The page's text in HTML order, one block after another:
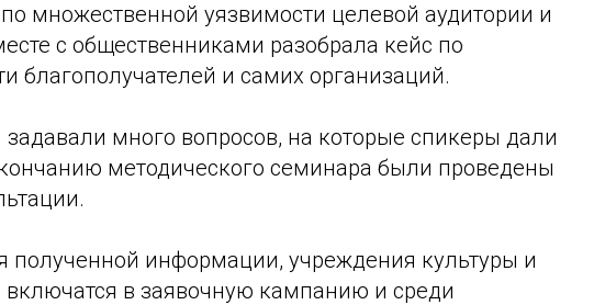
множественной уязвимости целевой аудитории и
с общественниками разобрала кейс по
благополучателей и самих организаций.
много вопросов, на которые спикеры дали
методического семинара были проведены
полученной информации, учреждения культуры и
в заявочную кампанию и среди